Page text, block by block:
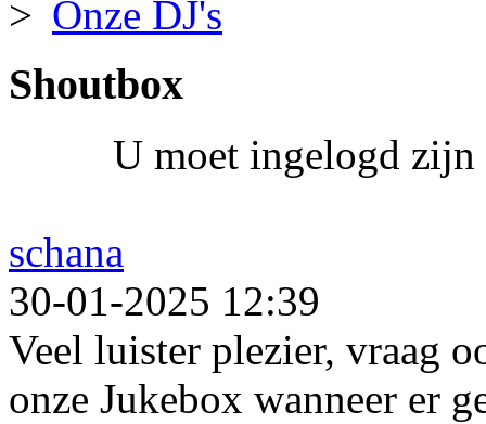
Onze DJ's
Shoutbox
U moet ingelogd zijn
schana
30-01-2025 12:39
Veel luister plezier, vraag
onze Jukebox wanneer er